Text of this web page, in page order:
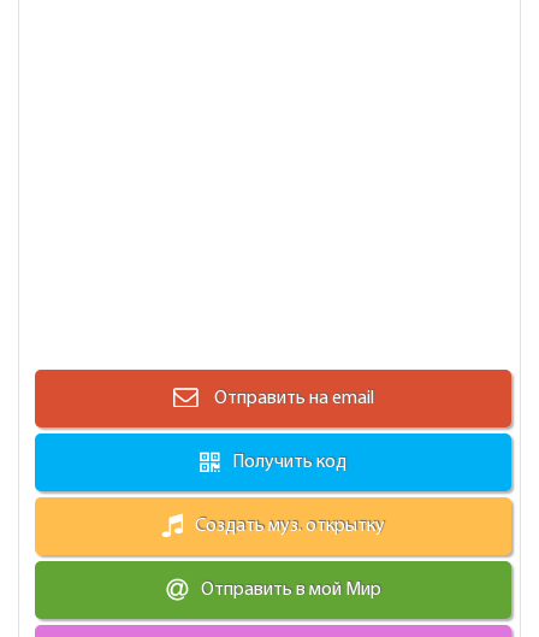
Отправить на email
Получить код
Создать муз. открытку
Отправить в мой Мир